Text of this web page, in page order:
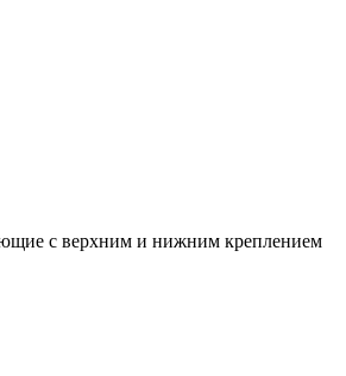
с верхним и нижним креплением